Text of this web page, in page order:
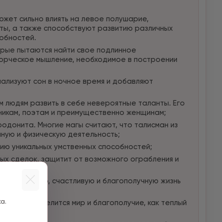
сильно влиять на левое полушарие,
а также способствуют развитию различных
пытаются найти свое подлинное
мышление, необходимое в построении
сон в ночное время и добавляют
развить в себе невероятные таланты. Его
поэтам и преимущественно женщинам;
Многие магы считают, что талисман из
и физическую деятельность;
уникальных умственных способностей;
сделок, защитит от возможного ограбления и
долгую, счастливую и благополучную жизнь
доме поселится мир и благополучие, как теплый